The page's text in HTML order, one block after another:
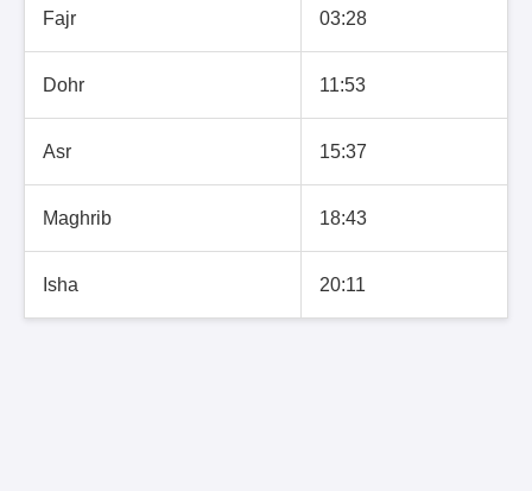
Fajr 03:28
Dohr 11:53
Asr 15:37
Maghrib 18:43
Isha 20:11